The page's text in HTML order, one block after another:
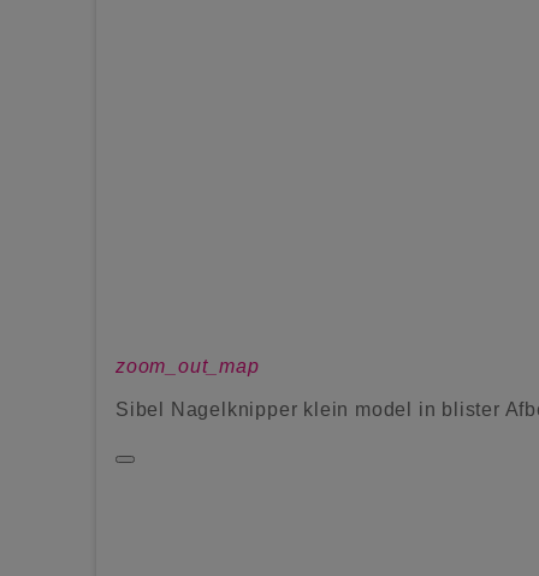
zoom_out_map
Sibel Nagelknipper klein model in blister